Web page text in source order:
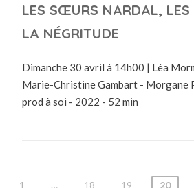
LES SŒURS NARDAL, LES
LA NÉGRITUDE
Dimanche 30 avril à 14h00 | Léa
Marie-Christine Gambart - Morgane
prod à soi - 2022 - 52 min
1 … 18 19 20